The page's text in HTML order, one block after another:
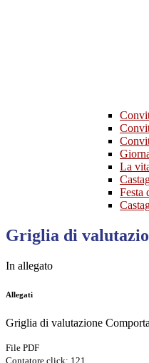
La
Festa
Griglia di
In allegato
Allegati
Griglia di valutazione
File PDF
Contatore click: 121